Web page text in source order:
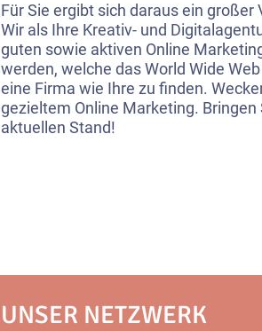
Für Sie ergibt sich daraus ein
Wir als Ihre Kreativ- und
guten sowie aktiven Online
werden, welche das World Wide
eine Firma wie Ihre zu finden.
gezieltem Online Marketing.
aktuellen Stand!
UNSER NETZWERK